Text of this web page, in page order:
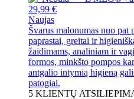
29,99 €
Naujas
Švarus malonumas nuo
paprastai, greitai ir
žaidimams, analiniam ir
formos, minkšto pompos
antgalio intymią higieną
patogiai.
5 KLIENTŲ